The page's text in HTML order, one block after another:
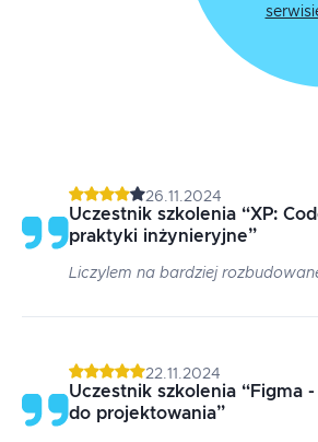
26.11.2024
Uczestnik szkolenia “XP:
praktyki inżynieryjne”
Liczylem na bardziej
22.11.2024
Uczestnik szkolenia “Figma
do projektowania”